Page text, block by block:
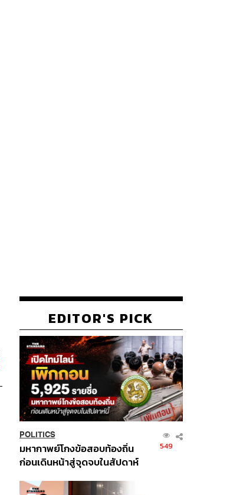
EDITOR'S PICK
POLITICS
มหากาพย์โกงข้อสอบท้องถิ่น
ก่อนเดินหน้าสู่จุดจบในสัปดาห์
549